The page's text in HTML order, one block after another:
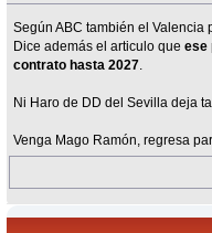
Según ABC también el Valencia
Dice además el articulo queese
contrato hasta 2027
Ni Haro de DD del Sevilla deja
Venga Mago Ramón, regresa